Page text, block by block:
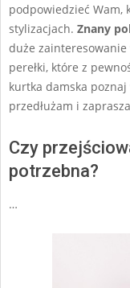
podpowiedzieć Wam,
stylizacjach. Znany
duże
perełki, które z
kurtka damska
przedłużam i
Czy
potrzebna?
…